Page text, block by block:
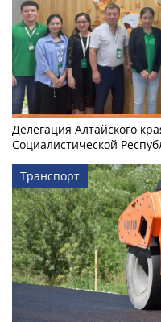
Делегация Алтайского
Социалистической
Транспорт